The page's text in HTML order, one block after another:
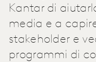
Kantar di
media e a
stakeholder e
programmi di